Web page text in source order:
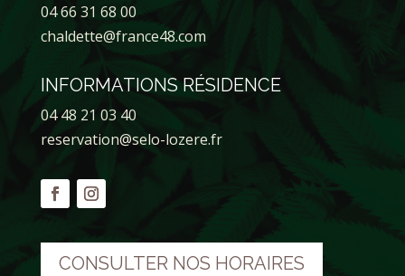
04 66 31 68 00
chaldette@france48.com
INFORMATIONS RÉSIDENCE
04 48 21 03 40
reservation@selo-lozere.fr
CONSULTER NOS HORAIRES